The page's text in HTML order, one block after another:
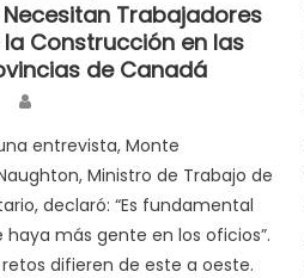
Necesitan Trabajadores
la Construcción en las
de Canadá
Posted
entrevista, Monte
Ministro de Trabajo de
declaró: “Es fundamental
haya más gente en los oficios”.
retos difieren de este a oeste.